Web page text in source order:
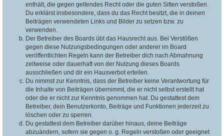
enthält, die gegen geltendes Recht oder die guten Sitten verstoßen.
Du erklärst insbesondere, dass du das Recht besitzt, die in deinen
Beiträgen verwendeten Links und Bilder zu setzen bzw. zu
verwenden.
Der Betreiber des Boards übt das Hausrecht aus. Bei Verstößen
gegen diese Nutzungsbedingungen oder anderer im Board
veröffentlichten Regeln kann der Betreiber dich nach Abmahnung
zeitweise oder dauerhaft von der Nutzung dieses Boards
ausschließen und dir ein Hausverbot erteilen.
Du nimmst zur Kenntnis, dass der Betreiber keine Verantwortung für
die Inhalte von Beiträgen übernimmt, die er nicht selbst erstellt hat
oder die er nicht zur Kenntnis genommen hat. Du gestattest dem
Betreiber, dein Benutzerkonto, Beiträge und Funktionen jederzeit zu
löschen oder zu sperren.
Du gestattest dem Betreiber darüber hinaus, deine Beiträge
abzuändern, sofern sie gegen o. g. Regeln verstoßen oder geeignet